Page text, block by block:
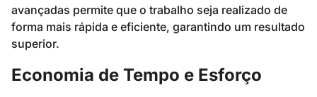
avançadas permite que o trabalho seja realizado de
forma mais rápida e eficiente, garantindo um resultado
superior.
Economia de Tempo e Esforço